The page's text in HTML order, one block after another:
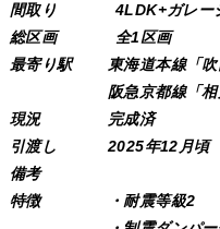
間取り
4LDK+ガレー
総区画
全1区画
最寄り駅
東海道本線「
阪急京都線「
現況
完成済
引渡し
2025年12月頃
備考
特徴
・耐震等級2